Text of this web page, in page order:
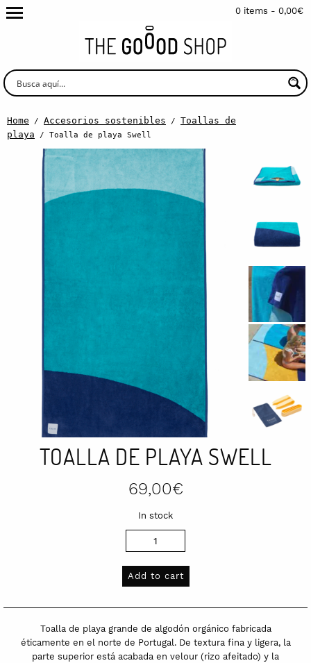
0 items - 0,00€
Home / Accesorios sostenibles / Toallas de
playa / Toalla de playa Swell
TOALLA DE PLAYA SWELL
69,00€
In stock
quantity
Add to cart
Toalla de playa grande de algodón orgánico fabricada
éticamente en el norte de Portugal. De textura fina y ligera, la
parte superior está acabada en velour (rizo afeitado) y la